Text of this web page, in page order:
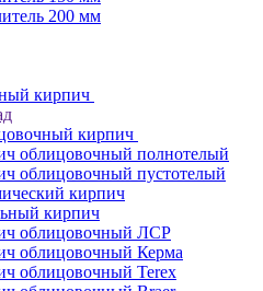
200 мм
кирпич
кирпич
облицовочный полнотелый
облицовочный пустотелый
кирпич
кирпич
облицовочный ЛСР
облицовочный Керма
облицовочный Terex